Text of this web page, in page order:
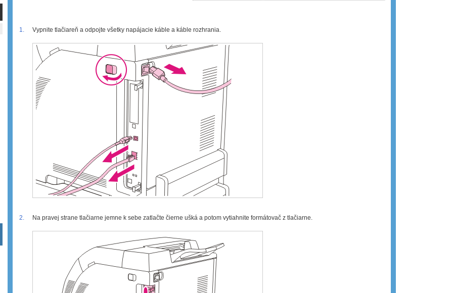
1. Vypnite tlačiareň a odpojte všetky napájacie káble a káble rozhrania.
2. Na pravej strane tlačiarne jemne k sebe zatlačte čierne ušká a potom vytiahnite formátovač z tlačiarne.